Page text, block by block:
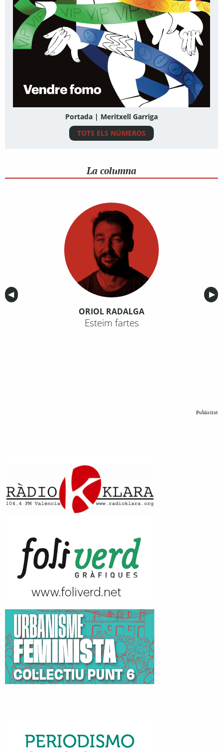
Portada | Meritxell Garriga
TOTS ELS NÚMEROS
La columna
Anterior
◀︎ ▶︎
ORIOL RADALGA
Esteim fartes
Publicitat